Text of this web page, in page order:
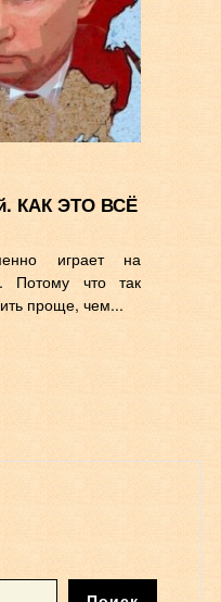
КАК ЭТО ВСЁ
играет на
Потому что так
проще, чем...